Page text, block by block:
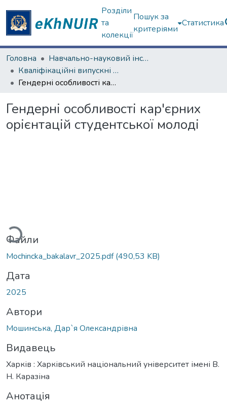
Розділи
та
колекції
Пошук за
критеріями
Статистика
Головна
Навчально-науковий інститут «Українська інженерно-педагогічна академія»
Кваліфікаційні випускні роботи бакалаврів. Навчально-науковий інститут «Українська інженерно-педагогічна академія»
Гендерні особливості кар'єрних орієнтацій студентської молоді
Гендерні особливості кар'єрних
орієнтацій студентської молоді
Вантажиться...
Файли
Mochincka_bakalavr_2025.pdf(490,53 KB)
Дата
2025
Автори
Мошинська, Дар`я Олександрівна
Видавець
Харків : Харківський національний університет імені В.
Н. Каразіна
Анотація